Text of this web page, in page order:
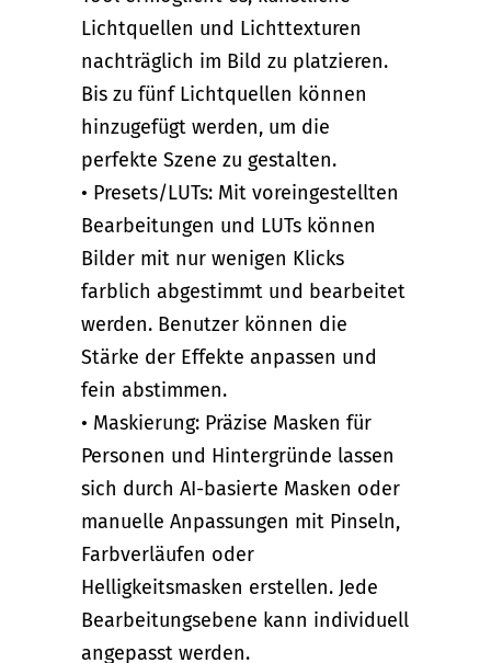
Lichtquellen und Lichttexturen
nachträglich im Bild zu platzieren.
Bis zu fünf Lichtquellen können
hinzugefügt werden, um die
perfekte Szene zu gestalten.
• Presets/LUTs: Mit voreingestellten
Bearbeitungen und LUTs können
Bilder mit nur wenigen Klicks
farblich abgestimmt und bearbeitet
werden. Benutzer können die
Stärke der Effekte anpassen und
fein abstimmen.
• Maskierung: Präzise Masken für
Personen und Hintergründe lassen
sich durch AI-basierte Masken oder
manuelle Anpassungen mit Pinseln,
Farbverläufen oder
Helligkeitsmasken erstellen. Jede
Bearbeitungsebene kann individuell
angepasst werden.